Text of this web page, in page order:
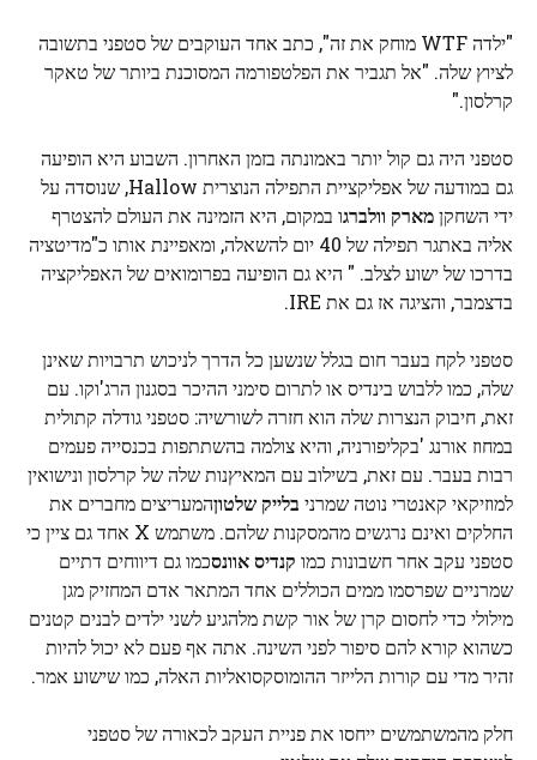
"ילדה WTF מוחק את זה", כתב אחד העוקבים של סטפני בתשובה
לציוץ שלה. "אל תגביר את הפלטפורמה המסוכנת ביותר של טאקר
קרלסון."
סטפני היה גם קול יותר באמונתה בזמן האחרון. השבוע היא הופיעה
גם במודעה של אפליקציית התפילה הנוצרית Hallow, שנוסדה על
ידי השחקןמארק וולברגו במקום, היא הזמינה את העולם להצטרף
אליה באתגר תפילה של 40 יום להשאלה, ומאפיינת אותו כ"מדיטציה
בדרכו של ישוע לצלב. " היא גם הופיעה בפרומואים של האפליקציה
בדצמבר, והציגה אז גם את IRE.
סטפני לקח בעבר חום בגלל שנשען כל הדרך לניכוש תרבויות שאינן
שלה, כמו ללבוש בינדיס או לתרום סימני ההיכר בסגנון הרג'וקו. עם
זאת, חיבוק הנצרות שלה הוא חזרה לשורשיה: סטפני גודלה קתולית
במחוז אורנג 'בקליפורניה, והיא צולמה בהשתתפות בכנסייה פעמים
רבות בעבר. עם זאת, בשילוב עם המאיץנות שלה של קרלסון ונישואין
למוזיקאי קאנטרי נוטה שמרני בלייק שלטוןהמעריצים מחברים את
החלקים ואינם נרגשים מהמסקנות שלהם. משתמש X אחד גם ציין כי
סטפני עקב אחר חשבונות כמו קנדיס אוונסכמו גם דיווחים דתיים
שמרניים שפרסמו ממים הכוללים אחד המתאר אדם המחזיק מגן
מילולי כדי לחסום קרן של אור קשת מלהגיע לשני ילדים לבנים קטנים
כשהוא קורא להם סיפור לפני השינה. אתה אף פעם לא יכול להיות
זהיר מדי עם קורות הלייזר ההומוסקסואליות האלה, כמו שישוע אמר.
חלק מהמשתמשים ייחסו את פניית העקב לכאורה של סטפני